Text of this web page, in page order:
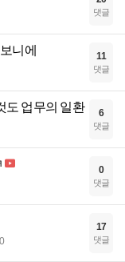
댓글
니에 11
댓글
도 업무의 일환 6
댓글
0
댓글
17
댓글